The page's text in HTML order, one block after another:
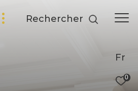
Fr
0
Rechercher